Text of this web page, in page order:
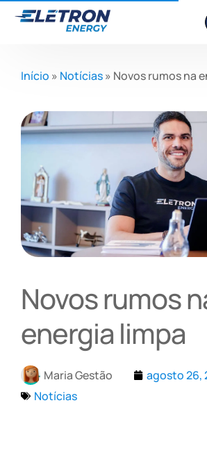
Início » Notícias» Novos rumos na
Novos rumos
energia limpa
Maria Gestão
agosto 26,
Notícias